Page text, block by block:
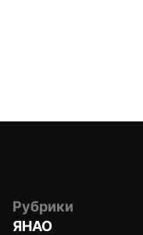
Рубрики
ЯНАО